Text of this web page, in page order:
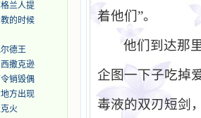
兰人提
的时候
德王
撒克逊
销毁偶
方出现
火
着他们”。
他们到达那
企图一下子吃掉
毒液的双刃短剑